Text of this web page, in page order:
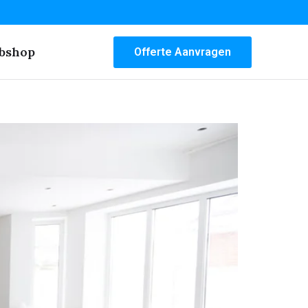
Offerte Aanvragen